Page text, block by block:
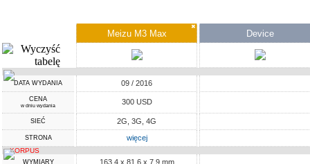
✖
Meizu M3 Max Device
DATA WYDANIA 09 / 2016
CENA
w dniu wydania 300 USD
SIEĆ 2G, 3G, 4G
STRONA więcej
KORPUS
WYMIARY 163.4 x 81.6 x 7.9 mm